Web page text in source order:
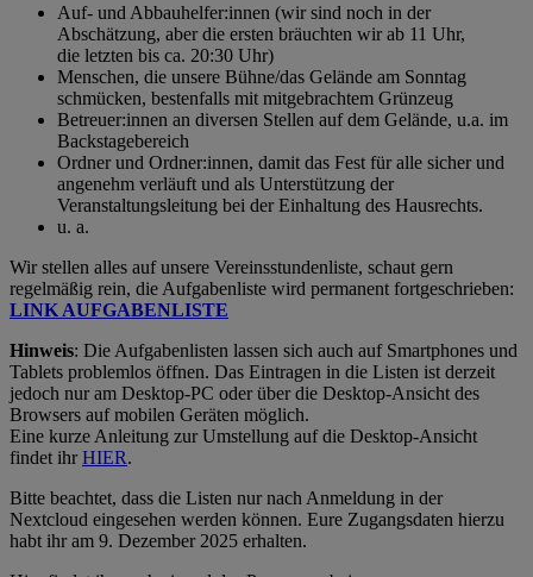
Auf- und Abbauhelfer:innen (wir sind noch in der
Abschätzung, aber die ersten bräuchten wir ab 11 Uhr,
die letzten bis ca. 20:30 Uhr)
Menschen, die unsere Bühne/das Gelände am Sonntag
schmücken, bestenfalls mit mitgebrachtem Grünzeug
Betreuer:innen an diversen Stellen auf dem Gelände, u.a. im
Backstagebereich
Ordner und Ordner:innen, damit das Fest für alle sicher und
angenehm verläuft und als Unterstützung der
Veranstaltungsleitung bei der Einhaltung des Hausrechts.
u. a.
Wir stellen alles auf unsere Vereinsstundenliste, schaut gern
regelmäßig rein, die Aufgabenliste wird permanent fortgeschrieben:
LINK AUFGABENLISTE
Hinweis: Die Aufgabenlisten lassen sich auch auf Smartphones und
Tablets problemlos öffnen. Das Eintragen in die Listen ist derzeit
jedoch nur am Desktop-PC oder über die Desktop-Ansicht des
Browsers auf mobilen Geräten möglich.
Eine kurze Anleitung zur Umstellung auf die Desktop-Ansicht
findet ihrHIER.
Bitte beachtet, dass die Listen nur nach Anmeldung in der
Nextcloud eingesehen werden können. Eure Zugangsdaten hierzu
habt ihr am 9. Dezember 2025 erhalten.